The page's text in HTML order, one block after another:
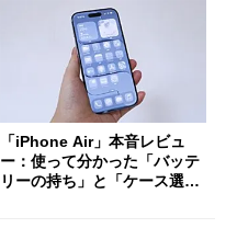
「iPhone Air」本音レビュ
ー：使って分かった「バッテ
リーの持ち」と「ケース選